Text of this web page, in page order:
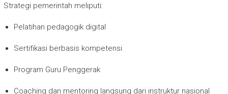
Strategi pemerintah meliputi:
Pelatihan pedagogik digital
Sertifikasi berbasis kompetensi
Program Guru Penggerak
Coaching dan mentoring langsung dari instruktur nasional